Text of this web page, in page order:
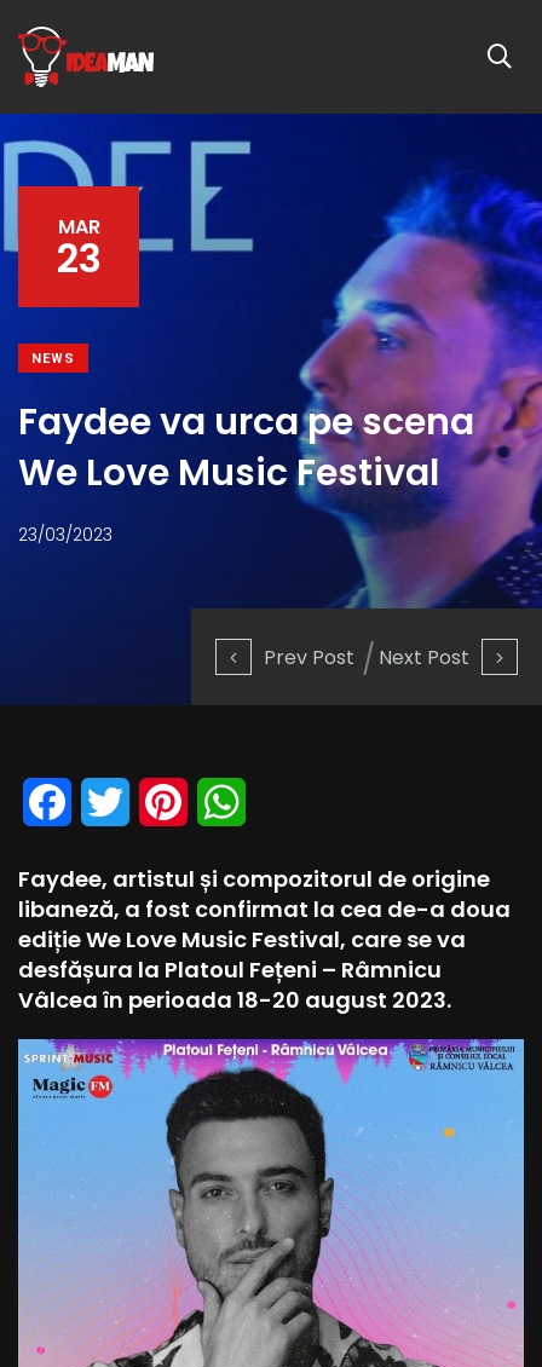
Prev Post Next Post
MAR
23
NEWS
Faydee va urca pe scena
We Love Music Festival
23/03/2023
Facebook
Twitter Pinterest
Faydee, artistul și compozitorul de origine
libaneză, a fost confirmat la cea de-a doua
ediție We Love Music Festival, care se va
desfășura la Platoul Fețeni – Râmnicu
Vâlcea în perioada 18-20 august 2023.